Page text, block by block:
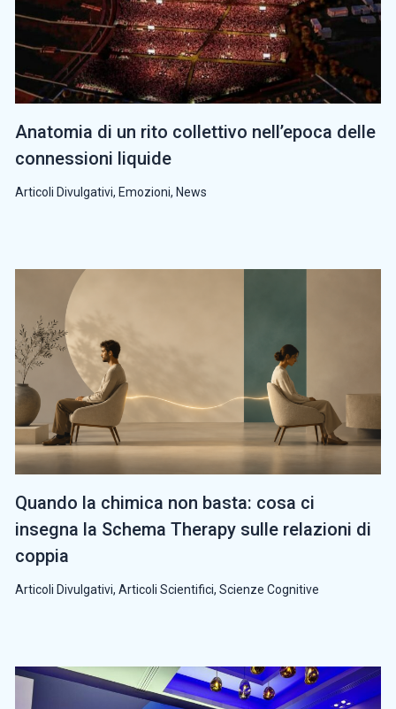
Anatomia di un rito collettivo nell’epoca delle
connessioni liquide
Articoli Divulgativi, Emozioni, News
Quando la chimica non basta: cosa ci
insegna la Schema Therapy sulle relazioni di
coppia
Articoli Divulgativi, Articoli Scientifici, Scienze Cognitive